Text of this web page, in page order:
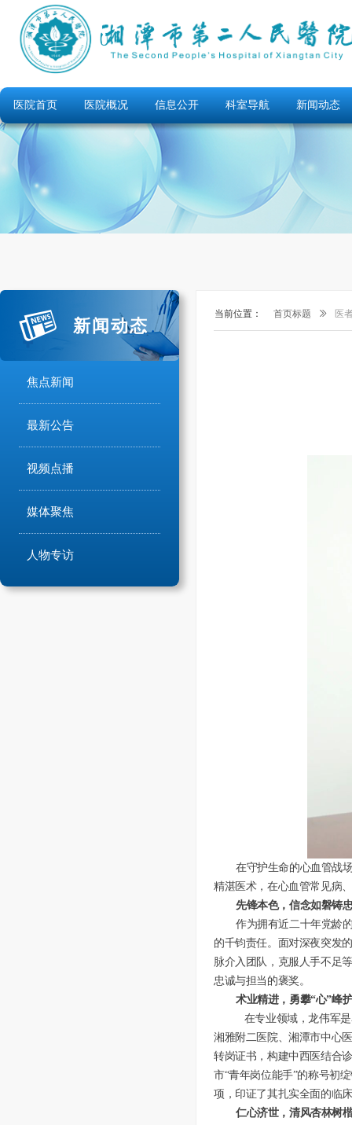
医院首页 医院概况 信息公开 科室导航 新闻动态
当前位置： 首页标题 ꅀ 医
在守护生命的心血管战
精湛医术，在心血管常见病
先锋本色，信念如磐铸
作为拥有近二十年党龄
的千钧责任。面对深夜突发
脉介入团队，克服人手不足
忠诚与担当的褒奖。
术业精进，勇攀“心”峰
在专业领域，龙伟军
湘雅附二医院、湘潭市中心
转岗证书，构建中西医结合
市“青年岗位能手”的称号初
项，印证了其扎实全面的临
仁心济世，清风杏林树
新闻动态
焦点新闻
最新公告
视频点播
媒体聚焦
人物专访